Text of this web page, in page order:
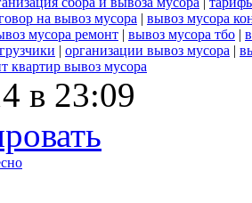
на вывоз мусора | вывоз мусора
мусора ремонт | вывоз мусора тбо |
| организации вывоз мусора |
квартир вывоз мусора
в 23:09